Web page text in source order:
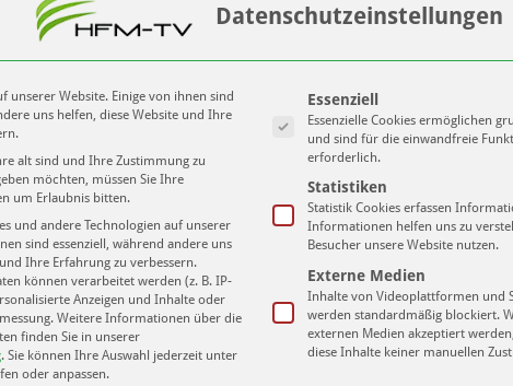
Next
und Mike Sadlo
– Folge 96. mit
Björn Joppe, Mike
von Lok und
Kramer – Triathlet
Juli 2020
Sportpunkt – Folge 94. u.a.
mit Thomas Löwe zur
Meisterschaft vom 1. FC
Lokomotive Leipzig.
Datenschutzeinstellungen
unserer Website. Einige von ihnen sind
uns helfen, diese Website und Ihre
alt sind und Ihre Zustimmung zu
möchten, müssen Sie Ihre
um Erlaubnis bitten.
und andere Technologien auf unserer
sind essenziell, während andere uns
Ihre Erfahrung zu verbessern.
können verarbeitet werden (z. B. IP-
Anzeigen und Inhalte oder
Weitere Informationen über die
finden Sie in unserer
. Sie können Ihre Auswahl jederzeit unter
oder anpassen.
Es folgt eine Liste der Service-
Essenziell
Essenzielle Cookies ermöglichen
und sind für die einwandfreie
erforderlich.
Statistiken
Statistik Cookies erfassen
Informationen helfen uns zu
Besucher unsere Website nutzen.
Externe Medien
Inhalte von Videoplattformen und
werden standardmäßig blockiert.
externen Medien akzeptiert
diese Inhalte keiner manuellen